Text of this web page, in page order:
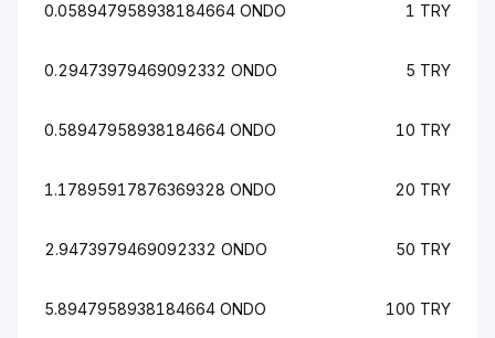
0.058947958938184664 ONDO 1 TRY
0.29473979469092332 ONDO 5 TRY
0.58947958938184664 ONDO 10 TRY
1.17895917876369328 ONDO 20 TRY
2.9473979469092332 ONDO 50 TRY
5.8947958938184664 ONDO 100 TRY